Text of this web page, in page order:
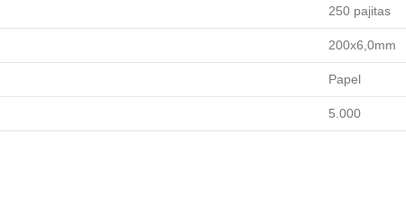
250 pajitas
200x6,0mm
Papel
5.000